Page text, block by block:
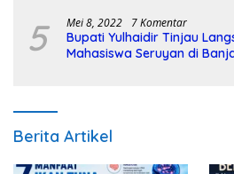
5 Mei 8, 2022 7 Komentar
Bupati Yulhaidir Tinjau
Mahasiswa Seruyan di
Berita Artikel